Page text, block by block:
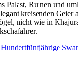
Palast, Ruinen und
kreisenden Geier
nicht wie in